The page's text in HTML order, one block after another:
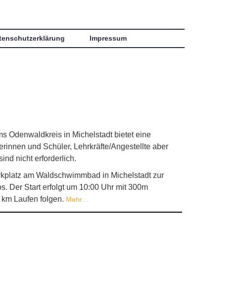
Impressum
Odenwaldkreis in Michelstadt bietet eine
und Schüler, Lehrkräfte/Angestellte aber
nicht erforderlich.
am Waldschwimmbad in Michelstadt zur
Der Start erfolgt um 10:00 Uhr mit 300m
Laufen folgen. Mehr…